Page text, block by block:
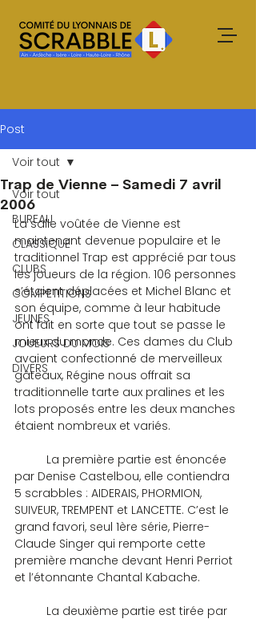
Post
Voir tout
BUREAU
CLASSIQUE
CLUBS
COMPETITIONS
JEUNES
JOUEURS DU MOIS
DIVERS
Voir tout
Trap de Vienne – Samedi 7 avril
2006
La salle voûtée de Vienne est
maintenant devenue populaire et le
traditionnel Trap est apprécié par tous
les joueurs de la région. 106 personnes
s’étaient déplacées et Michel Blanc et
son équipe, comme à leur habitude
ont fait en sorte que tout se passe le
mieux du monde. Ces dames du Club
avaient confectionné de merveilleux
gâteaux, Régine nous offrait sa
traditionnelle tarte aux pralines et les
lots proposés entre les deux manches
étaient nombreux et variés.
par Denise Castelbou, elle contiendra
5 scrabbles : AIDERAIS, PHORMION,
SUIVEUR, TREMPENT et LANCETTE. C’est le
grand favori, seul 1ère série, Pierre-
Claude Singer qui remporte cette
première manche devant Henri Perriot
et l’étonnante Chantal Kabache.